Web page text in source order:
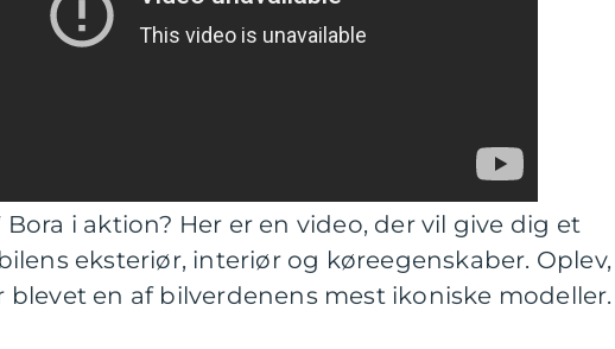
i aktion? Her er en video, der vil give dig et
eksteriør, interiør og køreegenskaber. Oplev,
blevet en af bilverdenens mest ikoniske modeller.